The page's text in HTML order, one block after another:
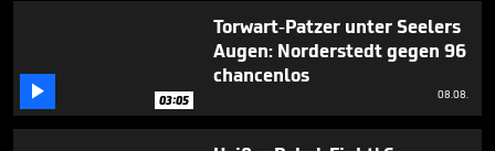
 03:05
Torwart-Patzer unter Seelers
Augen: Norderstedt gegen 96
chancenlos
08.08.